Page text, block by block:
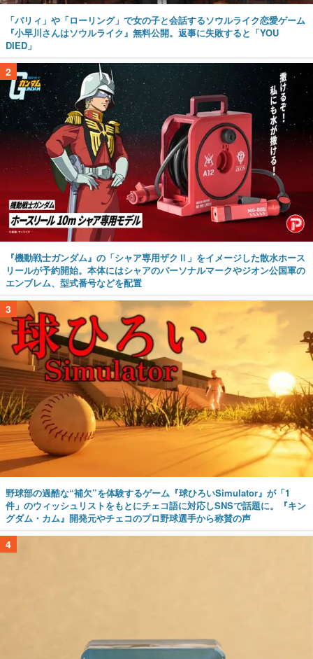
「パリィ」や「ローリング」で女の子と会話するソウルライク恋愛ゲーム
『小早川さんはソウルライク』無料公開。返事に失敗すると「YOU
DIED」
2
『機動戦士ガンダム』の「シャア専用ザクⅡ」をイメージした散水ホース
リールが予約開始。本体にはシャアのパーソナルマークやジオン公国軍の
エンブレム、型式番号などを配置
3
野球部の過酷な“補欠”を体験するゲーム『球ひろいSimulator』が「1
件」のウィッシュリストをもとにチェコ語に対応しSNSで話題に。『キン
グダム・カム』開発元やチェコのプロ野球選手から称賛の声
4